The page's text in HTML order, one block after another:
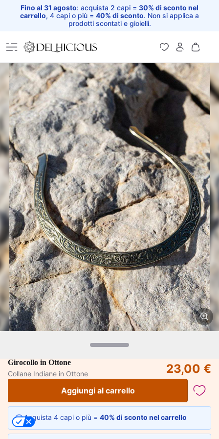
Fino al 31 agosto: acquista 2 capi = 30% di sconto nel
carrello, 4 capi o più = 40% di sconto. Non si applica a
prodotti scontati e gioielli.
Home
Girocollo in Ottone
Collane Indiane in Ottone
23,00 €
Aggiungi al carrello
Acquista 4 capi o più = 40% di sconto nel carrello